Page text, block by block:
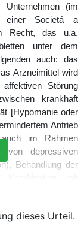
Unternehmen (im
einer Societá a
Recht, das u.a.
unter dem
auch: das
Arzneimittel wird
Störung
krankhaft
[Hypomanie oder
Antrieb
auch im Rahmen
von depressiven
Behandlung der
von
in eine Manie
dieses Urteil.